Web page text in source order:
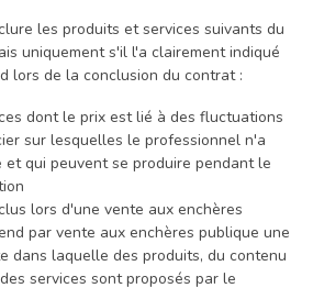
les produits et services suivants du
uniquement s'il l'a clairement indiqué
lors de la conclusion du contrat :
dont le prix est lié à des fluctuations
sur lesquelles le professionnel n'a
et qui peuvent se produire pendant le
lors d'une vente aux enchères
par vente aux enchères publique une
dans laquelle des produits, du contenu
services sont proposés par le